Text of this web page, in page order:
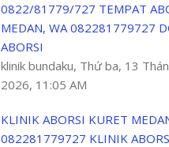
0822/81779/727 TEMPAT
MEDAN, WA 082281779727
ABORSI
klinik bundaku, Thứ ba, 13
2026, 11:05 AM
KLINIK ABORSI KURET
082281779727 KLINIK